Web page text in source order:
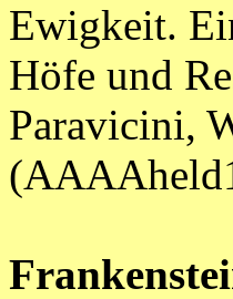
Ewigkeit.
Höfe und
Paravicini,